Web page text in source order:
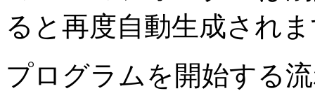
ると再度自動生成され
プログラムを開始する